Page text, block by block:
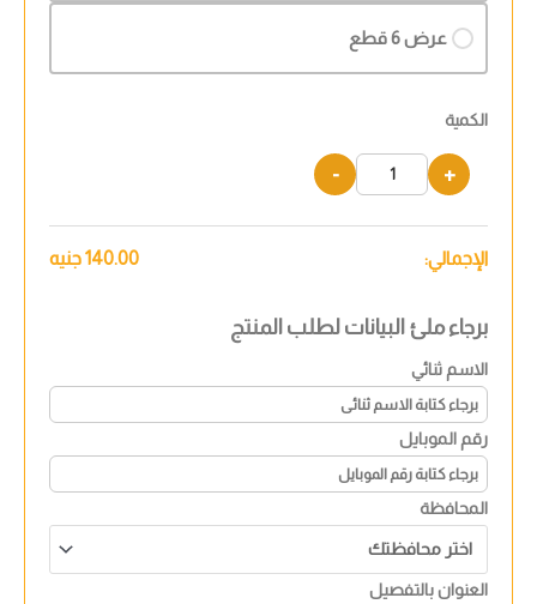
عرض 6 قطع
الكمية
+
-
الإجمالي: 140.00جنيه
برجاء ملئ البيانات لطلب المنتج
الاسم ثنائي
رقم الموبايل
المحافظة
العنوان بالتفصيل